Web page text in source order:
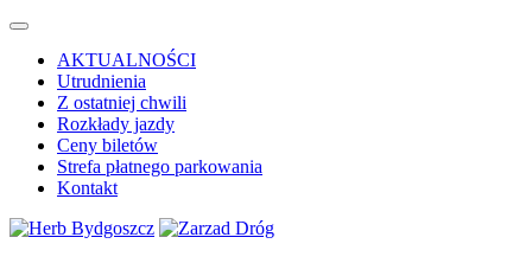
AKTUALNOŚCI
Utrudnienia
Z ostatniej chwili
Rozkłady jazdy
Ceny biletów
Strefa płatnego parkowania
Kontakt